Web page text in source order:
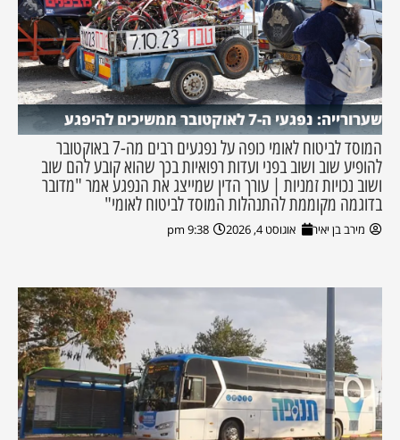
שערורייה: נפגעי ה-7 לאוקטובר ממשיכים להיפגע
המוסד לביטוח לאומי כופה על נפגעים רבים מה-7 באוקטובר
להופיע שוב ושוב בפני ועדות רפואיות בכך שהוא קובע להם שוב
ושוב נכויות זמניות | עורך הדין שמייצג את הנפגע אמר "מדובר
בדוגמה מקוממת להתנהלות המוסד לביטוח לאומי"
מירב בן יאיר אוגוסט 4, 2026 9:38 pm